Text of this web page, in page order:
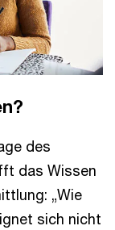
des
das Wissen
„Wie
sich nicht